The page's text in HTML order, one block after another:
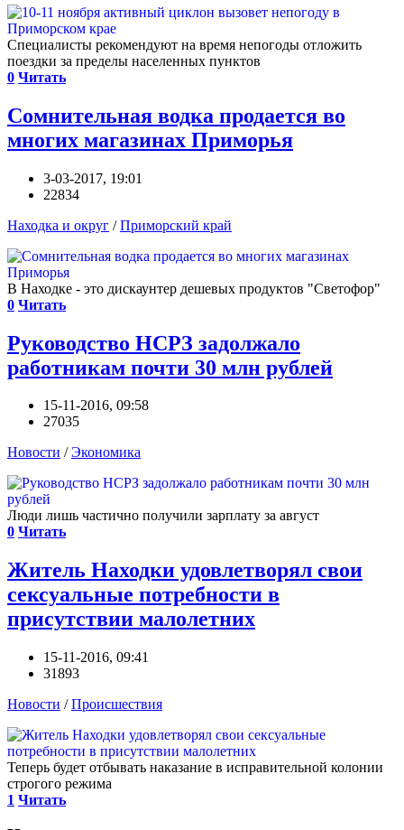
Специалисты рекомендуют на время непогоды отложить
поездки за пределы населенных пунктов
0 Читать
Сомнительная водка продается во
многих магазинах Приморья
3-03-2017, 19:01
22834
Находка и округ /Приморский край
В Находке - это дискаунтер дешевых продуктов "Светофор"
0 Читать
Руководство НСРЗ задолжало
работникам почти 30 млн рублей
15-11-2016, 09:58
27035
Новости /Экономика
Люди лишь частично получили зарплату за август
0 Читать
Житель Находки удовлетворял свои
сексуальные потребности в
присутствии малолетних
15-11-2016, 09:41
31893
Новости /Происшествия
Теперь будет отбывать наказание в исправительной колонии
строгого режима
1 Читать